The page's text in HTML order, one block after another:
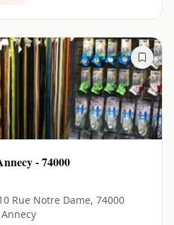
- 74000
Rue Notre Dame, 74000